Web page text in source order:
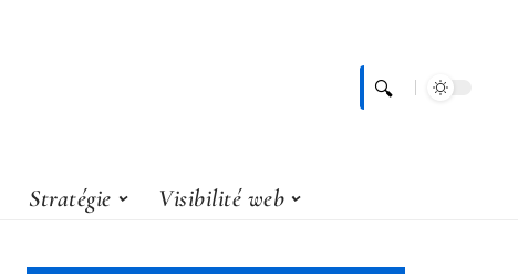
Stratégie Visibilité web